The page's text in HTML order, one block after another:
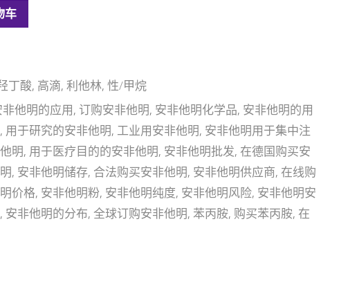
车
丁酸, 高滴,利他林,性/甲烷
非他明的应用, 订购安非他明, 安非他明化学品, 安非他明的用
, 用于研究的安非他明, 工业用安非他明, 安非他明用于集中注
明, 用于医疗目的的安非他明, 安非他明批发, 在德国购买安
, 安非他明储存, 合法购买安非他明, 安非他明供应商, 在线购
价格, 安非他明粉, 安非他明纯度, 安非他明风险, 安非他明安
, 安非他明的分布, 全球订购安非他明, 苯丙胺, 购买苯丙胺, 在